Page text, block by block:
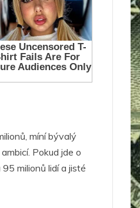
míní bývalý
Pokud jde o
milionů lidí a jisté